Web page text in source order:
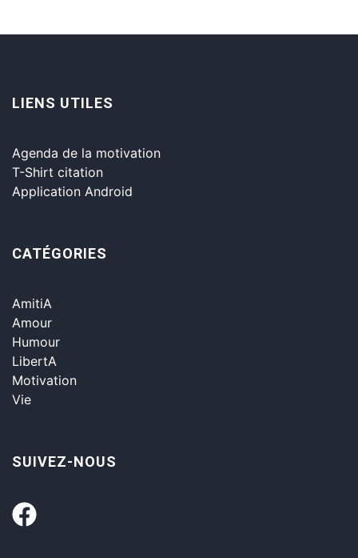
LIENS UTILES
Agenda de la motivation
T-Shirt citation
Application Android
CATÉGORIES
AmitiA
Amour
Humour
LibertA
Motivation
Vie
SUIVEZ-NOUS